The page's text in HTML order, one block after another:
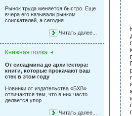
Рынок труда меняется быстро. Еще
вчера его называли рынком
соискателей, а сегодня
Читать далее...
Книжная полка
От сисадмина до архитектора:
книги, которые прокачают ваш
стек в этом году
Новинки от издательства «БХВ»
отличаются тем, что в них часто
делается упор
Читать далее...